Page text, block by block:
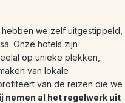
we zelf uitgestippeld,
Onze hotels zijn
op unieke plekken,
van lokale
van de reizen die we
nemen al het regelwerk uit